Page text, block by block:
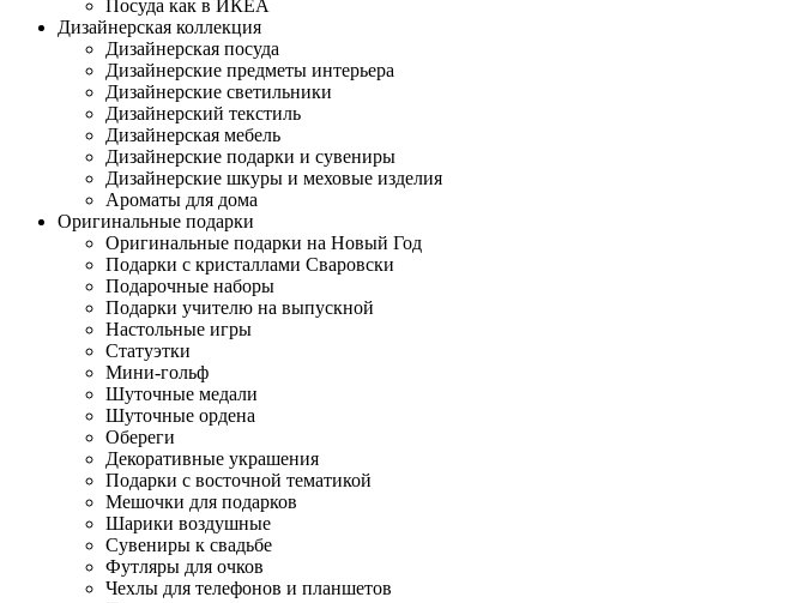
Посуда как в ИКЕА
Дизайнерская коллекция
Дизайнерская посуда
Дизайнерские предметы интерьера
Дизайнерские светильники
Дизайнерский текстиль
Дизайнерская мебель
Дизайнерские подарки и сувениры
Дизайнерские шкуры и меховые изделия
Ароматы для дома
Оригинальные подарки
Оригинальные подарки на Новый Год
Подарки с кристаллами Сваровски
Подарочные наборы
Подарки учителю на выпускной
Настольные игры
Статуэтки
Мини-гольф
Шуточные медали
Шуточные ордена
Обереги
Декоративные украшения
Подарки с восточной тематикой
Мешочки для подарков
Шарики воздушные
Сувениры к свадьбе
Футляры для очков
Чехлы для телефонов и планшетов